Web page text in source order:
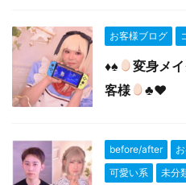
お客様ブログ
♦️♠️
変身メ
客様
♣️♥️
before/after
可愛い系
未分